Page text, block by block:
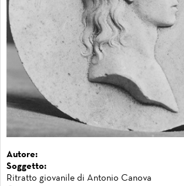
Autore:
Soggetto:
Ritratto giovanile di Antonio Canova